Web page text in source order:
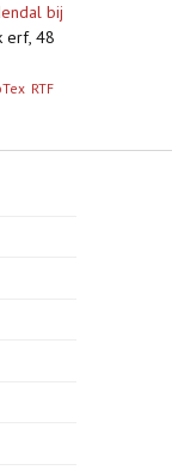
bij
erf, 48
RTF